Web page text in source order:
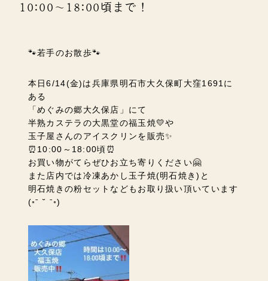
10:00～18:00頃まで！
🐾若手のお散歩🐾
本日6/14(金)は兵庫県明石市大久保町大窪1691に
ある
「めぐみの郷大久保店」にて
半熟カステラの大黒堂の福玉焼💛や
玉子屋さんのアイスクリンを販売✨
⏰10:00～18:00頃⏰
お買い物がてらぜひお立ち寄りください🤗
また店内では冷凍あかし玉子焼(明石焼き)と
明石焼きの粉セットなどもお取り扱い頂いています
(◦ˉ ˘ ˉ◦)